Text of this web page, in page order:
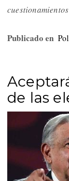
Publicado en
de las